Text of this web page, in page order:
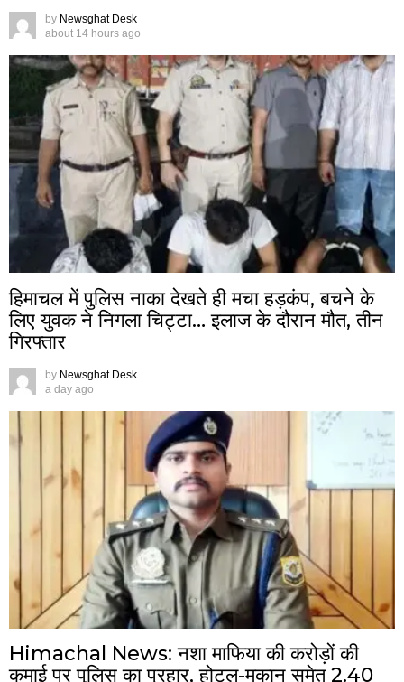
by Newsghat Desk
about 14 hours ago
हिमाचल में पुलिस नाका देखते ही मचा हड़कंप, बचने के
लिए युवक ने निगला चिट्टा… इलाज के दौरान मौत, तीन
गिरफ्तार
by Newsghat Desk
a day ago
Himachal News: नशा माफिया की करोड़ों की
कमाई पर पुलिस का प्रहार, होटल-मकान समेत 2.40